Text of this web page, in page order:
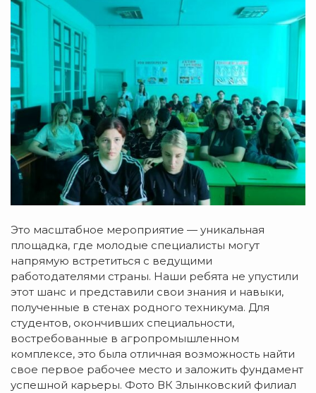
Это масштабное мероприятие — уникальная
площадка, где молодые специалисты могут
напрямую встретиться с ведущими
работодателями страны. Наши ребята не упустили
этот шанс и представили свои знания и навыки,
полученные в стенах родного техникума. Для
студентов, окончивших специальности,
востребованные в агропромышленном
комплексе, это была отличная возможность найти
свое первое рабочее место и заложить фундамент
успешной карьеры. Фото ВК Злынковский филиал